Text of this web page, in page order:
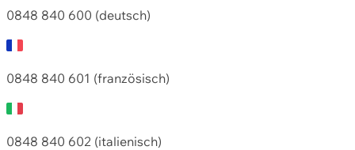
0848 840 600 (deutsch)
0848 840 601 (französisch)
0848 840 602 (italienisch)